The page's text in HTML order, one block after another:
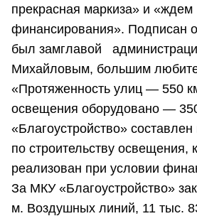
прекрасная маркиза» и «ждем
финансирования». Подписан
был замглавой
Михайловым, большим
«Протяженность улиц — 550
освещения оборудовано —
«Благоустройство»
по строительству освещения,
реализован при условии
За МКУ «Благоустройство»
м. Воздушных линий, 11 тыс.